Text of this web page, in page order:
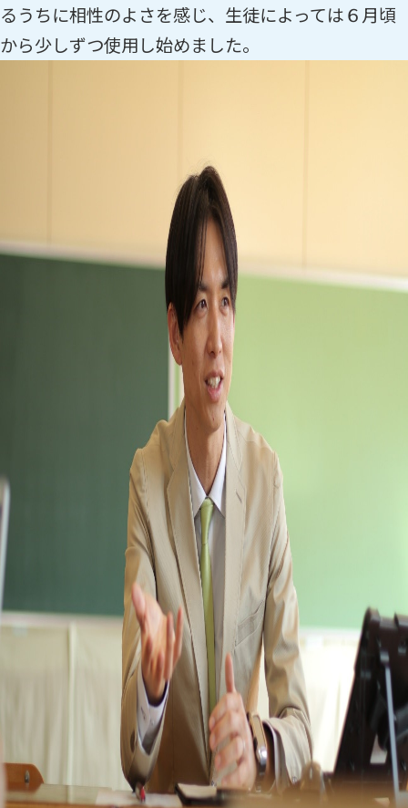
るうちに相性のよさを感じ、生徒によっては６月頃
から少しずつ使用し始めました。